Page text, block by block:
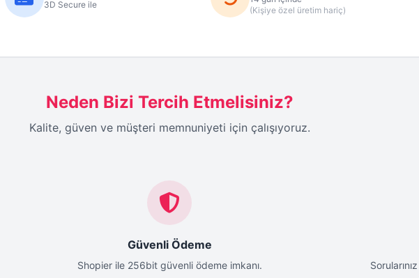
3D Secure ile
(Kişiye özel üretim hariç)
Neden Bizi Tercih Etmelisiniz?
Kalite, güven ve müşteri memnuniyeti için çalışıyoruz.
Güvenli Ödeme
Shopier ile 256bit güvenli ödeme imkanı.